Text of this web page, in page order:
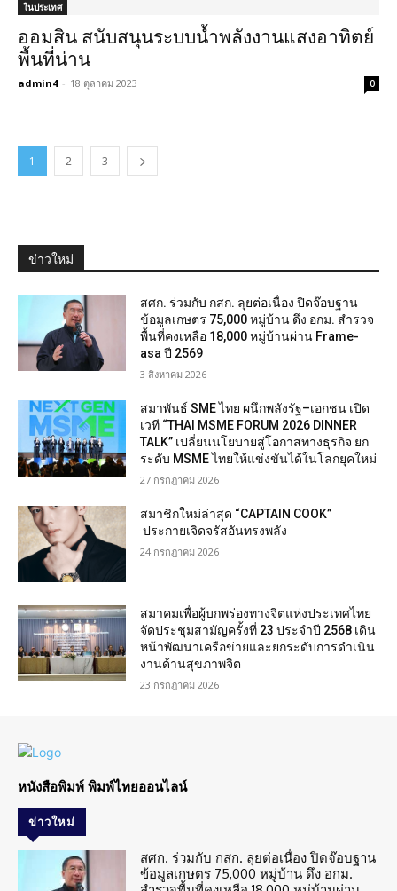
ในประเทศ
ออมสิน สนับสนุนระบบน้ำพลังงานแสงอาทิตย์
พื้นที่น่าน
admin4 - 18 ตุลาคม 2023 0
1 2 3
ข่าวใหม่
สศก. ร่วมกับ กสก. ลุยต่อเนื่อง ปิดจ๊อบฐาน
ข้อมูลเกษตร 75,000 หมู่บ้าน ดึง อกม. สำรวจ
พื้นที่คงเหลือ 18,000 หมู่บ้านผ่าน Frame-
asa ปี 2569
3 สิงหาคม 2026
สมาพันธ์ SME ไทย ผนึกพลังรัฐ–เอกชน เปิด
เวที “THAI MSME FORUM 2026 DINNER
TALK” เปลี่ยนนโยบายสู่โอกาสทางธุรกิจ ยก
ระดับ MSME ไทยให้แข่งขันได้ในโลกยุคใหม่
27 กรกฎาคม 2026
สมาชิกใหม่ล่าสุด “CAPTAIN COOK”
ประกายเจิดจรัสอันทรงพลัง
24 กรกฎาคม 2026
สมาคมเพื่อผู้บกพร่องทางจิตแห่งประเทศไทย
จัดประชุมสามัญครั้งที่ 23 ประจำปี 2568 เดิน
หน้าพัฒนาเครือข่ายและยกระดับการดำเนิน
งานด้านสุขภาพจิต
23 กรกฎาคม 2026
หนังสือพิมพ์ พิมพ์ไทยออนไลน์
ข่าวใหม่
สศก. ร่วมกับ กสก. ลุยต่อเนื่อง ปิดจ๊อบฐาน
ข้อมูลเกษตร 75,000 หมู่บ้าน ดึง อกม.